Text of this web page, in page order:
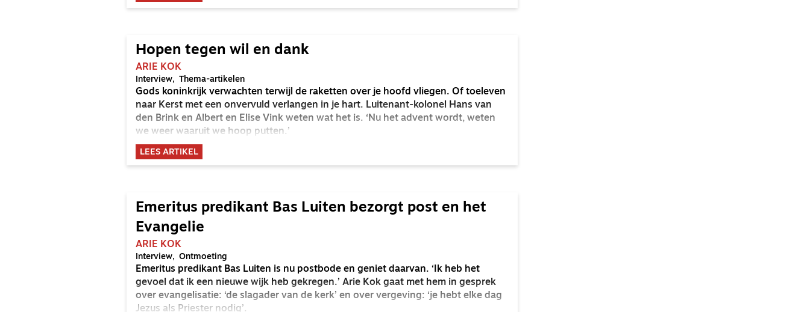
Hopen tegen wil en dank
ARIE KOK
Interview Thema-artikelen
Gods koninkrijk verwachten terwijl de raketten over je hoofd vliegen. Of toeleven
naar Kerst met een onvervuld verlangen in je hart. Luitenant-kolonel Hans van
den Brink en Albert en Elise Vink weten wat het is. ‘Nu het advent wordt, weten
we weer waaruit we hoop putten.’
LEES ARTIKEL
Emeritus predikant Bas Luiten bezorgt post en het
Evangelie
ARIE KOK
Interview Ontmoeting
Emeritus predikant Bas Luiten is nu postbode en geniet daarvan. ‘Ik heb het
gevoel dat ik een nieuwe wijk heb gekregen.’ Arie Kok gaat met hem in gesprek
over evangelisatie: ‘de slagader van de kerk’ en over vergeving: ‘je hebt elke dag
Jezus als Priester nodig’.